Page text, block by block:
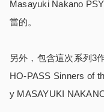
Masayuki Nakano
當的。
另外，包含這次系列3
HO-PASS Sinners of
y MASAYUKI